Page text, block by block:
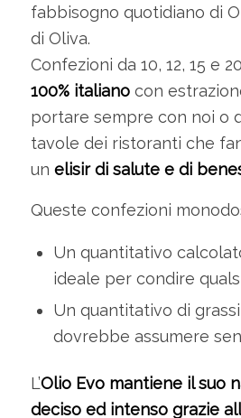
fabbisogno quotidiano di
di Oliva.
Confezioni da 10, 12, 15 e
100% italianocon
portare sempre con noi o
tavole dei ristoranti che
un elisir di salute e di
Queste confezioni
Un quantitativo
ideale per condire
Un quantitativo di
dovrebbe assumere
L’Olio Evo mantiene il suo
deciso ed intenso grazie